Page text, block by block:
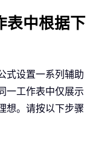
表中根据下
式设置一系列辅助
一工作表中仅展示
想。请按以下步骤